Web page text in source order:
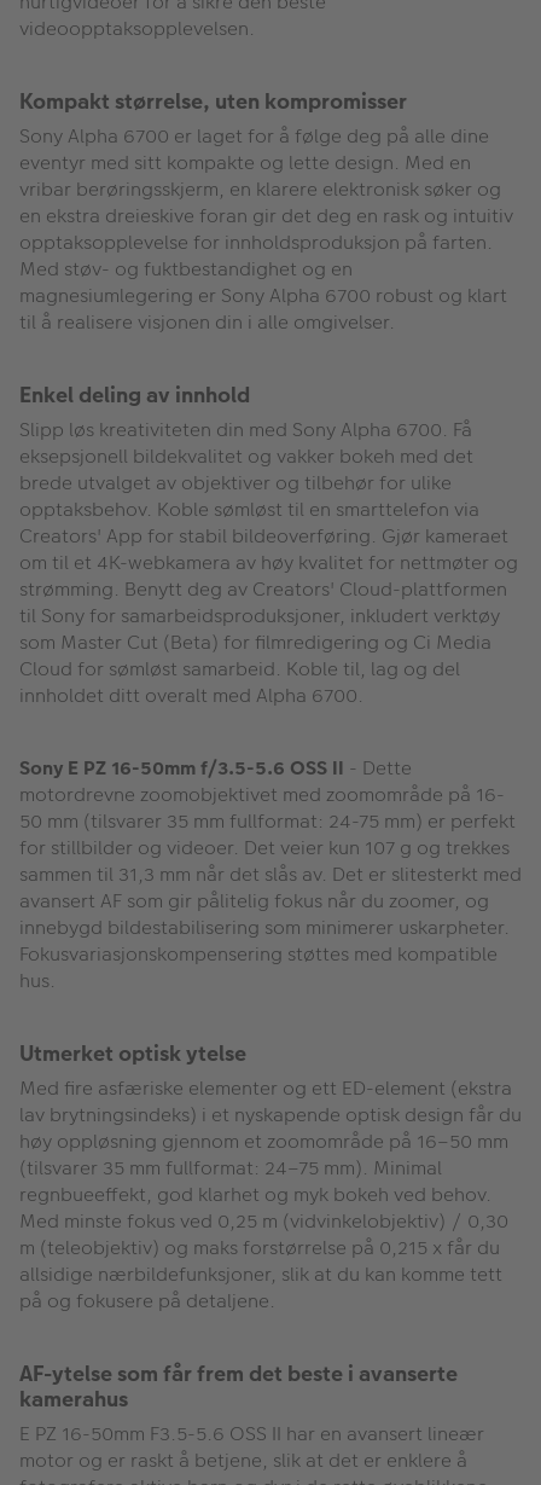
videoopptaksopplevelsen.
Kompakt størrelse, uten kompromisser
Sony Alpha 6700 er laget for å følge deg på alle dine
eventyr med sitt kompakte og lette design. Med en
vribar berøringsskjerm, en klarere elektronisk søker og
en ekstra dreieskive foran gir det deg en rask og intuitiv
opptaksopplevelse for innholdsproduksjon på farten.
Med støv- og fuktbestandighet og en
magnesiumlegering er Sony Alpha 6700 robust og klart
til å realisere visjonen din i alle omgivelser.
Enkel deling av innhold
Slipp løs kreativiteten din med Sony Alpha 6700. Få
eksepsjonell bildekvalitet og vakker bokeh med det
brede utvalget av objektiver og tilbehør for ulike
opptaksbehov. Koble sømløst til en smarttelefon via
Creators' App for stabil bildeoverføring. Gjør kameraet
om til et 4K-webkamera av høy kvalitet for nettmøter og
strømming. Benytt deg av Creators' Cloud-plattformen
til Sony for samarbeidsproduksjoner, inkludert verktøy
som Master Cut (Beta) for filmredigering og Ci Media
Cloud for sømløst samarbeid. Koble til, lag og del
innholdet ditt overalt med Alpha 6700.
Sony E PZ 16-50mm f/3.5-5.6 OSS II - Dette
motordrevne zoomobjektivet med zoomområde på 16-
50 mm (tilsvarer 35 mm fullformat: 24-75 mm) er perfekt
for stillbilder og videoer. Det veier kun 107 g og trekkes
sammen til 31,3 mm når det slås av. Det er slitesterkt med
avansert AF som gir pålitelig fokus når du zoomer, og
innebygd bildestabilisering som minimerer uskarpheter.
Fokusvariasjonskompensering støttes med kompatible
hus.
Utmerket optisk ytelse
Med fire asfæriske elementer og ett ED-element (ekstra
lav brytningsindeks) i et nyskapende optisk design får du
høy oppløsning gjennom et zoomområde på 16–50 mm
(tilsvarer 35 mm fullformat: 24–75 mm). Minimal
regnbueeffekt, god klarhet og myk bokeh ved behov.
Med minste fokus ved 0,25 m (vidvinkelobjektiv) / 0,30
m (teleobjektiv) og maks forstørrelse på 0,215 x får du
allsidige nærbildefunksjoner, slik at du kan komme tett
på og fokusere på detaljene.
AF-ytelse som får frem det beste i avanserte
kamerahus
E PZ 16-50mm F3.5-5.6 OSS II har en avansert lineær
motor og er raskt å betjene, slik at det er enklere å